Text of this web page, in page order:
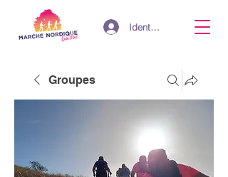
Identifiant
Groupes